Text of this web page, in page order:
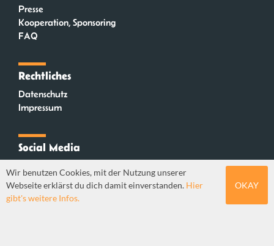
Presse
Kooperation, Sponsoring
FAQ
Rechtliches
Datenschutz
Impressum
Social Media
Mastodon
Wir benutzen Cookies, mit der Nutzung unserer
Webseite erklärst du dich damit einverstanden. Hier
gibt's weitere Infos.
OKAY